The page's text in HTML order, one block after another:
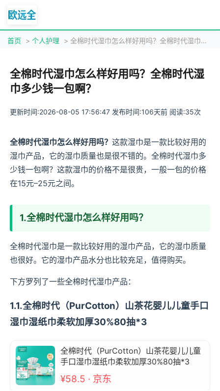
首页 > 个人护理 > 全棉时代湿巾怎么样好用吗？全棉时代湿巾多少钱一包啊？
全棉时代湿巾怎么样好用吗？全棉时代湿
巾多少钱一包啊？
更新时间:2026-08-05 17:56:47 发布时间:106天前 阅读:35次
全棉时代湿巾怎么样好用吗？ 这款湿巾是一款比较好用的
湿巾产品，它的湿巾质量也是很不错的。全棉时代湿巾多
少钱一包啊？这款湿巾的价格不是很贵，一般一包的价格
在15元–25元之间。
1.全棉时代湿巾怎么样好用吗？
全棉时代湿巾是一款比较好用的湿巾产品，它的湿巾质量
也很好。它的湿巾产品水分也比较充足，值得购买。
下方罗列了一些全棉时代湿巾产品：
1.1.全棉时代（PurCotton）山茶花婴儿儿童手口
湿巾湿纸巾柔软加厚30%80抽*3
全棉时代（PurCotton）山茶花婴儿儿童
手口湿巾湿纸巾柔软加厚30%80抽*3
¥58.5 · 京东